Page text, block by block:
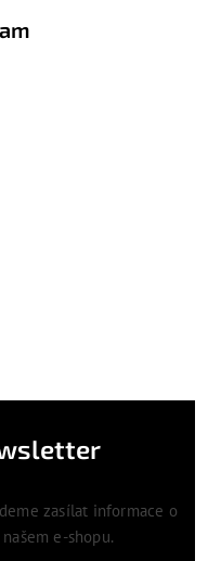
zasílat informace o
e-shopu.